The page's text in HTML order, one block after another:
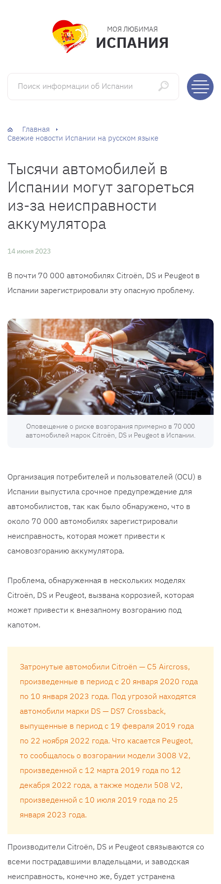
МОЯ ЛЮБИМАЯ
ИСПАНИЯ
Поиск информации об Испании
Главная
Свежие новости Испании на русском языке
Тысячи автомобилей в
Испании могут загореться
из-за неисправности
аккумулятора
14 июня 2023
В почти 70 000 автомобилях Citroën, DS и Peugeot в
Испании зарегистрировали эту опасную проблему.
Оповещение о риске возгорания примерно в 70 000
автомобилей марок Citroën, DS и Peugeot в Испании.
Организация потребителей и пользователей (OCU) в
Испании выпустила срочное предупреждение для
автомобилистов, так как было обнаружено, что в
около 70 000 автомобилях зарегистрировали
неисправность, которая может привести к
самовозгоранию аккумулятора.
Проблема, обнаруженная в нескольких моделях
Citroën, DS и Peugeot, вызвана коррозией, которая
может привести к внезапному возгоранию под
капотом.
Затронутые автомобили Citroën — C5 Aircross,
произведенные в период с 20 января 2020 года
по 10 января 2023 года. Под угрозой находятся
автомобили марки DS — DS7 Crossback,
выпущенные в период с 19 февраля 2019 года
по 22 ноября 2022 года. Что касается Peugeot,
то сообщалось о возгорании модели 3008 V2,
произведенной с 12 марта 2019 года по 12
декабря 2022 года, а также модели 508 V2,
произведенной с 10 июля 2019 года по 25
января 2023 года.
Производители Citroën, DS и Peugeot связываются со
всеми пострадавшими владельцами, и заводская
неисправность, конечно же, будет устранена